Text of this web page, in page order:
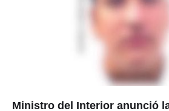
Ministro del Interior anunció